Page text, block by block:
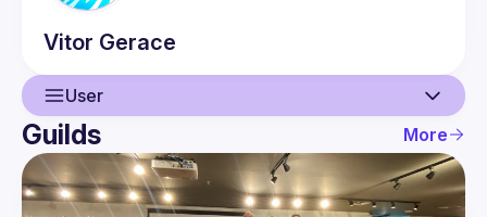
Vitor Gerace
User
User
Guilds
Guilds More